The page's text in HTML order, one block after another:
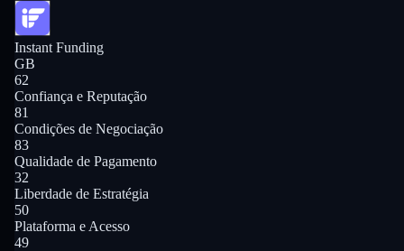
Instant Funding
GB
62
Confiança e Reputação
81
Condições de Negociação
83
Qualidade de Pagamento
32
Liberdade de Estratégia
50
Plataforma e Acesso
49